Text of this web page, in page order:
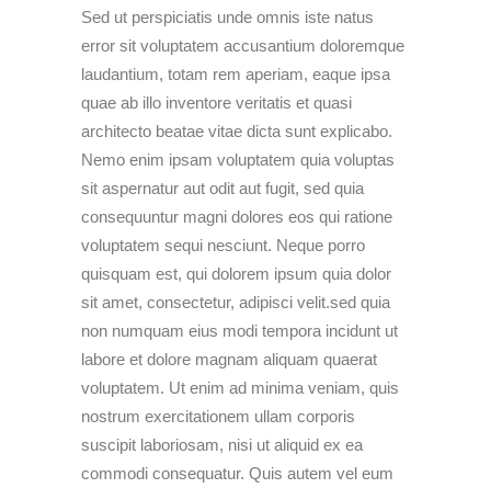
Sed ut perspiciatis unde omnis iste natus
error sit voluptatem accusantium doloremque
laudantium, totam rem aperiam, eaque ipsa
quae ab illo inventore veritatis et quasi
architecto beatae vitae dicta sunt explicabo.
Nemo enim ipsam voluptatem quia voluptas
sit aspernatur aut odit aut fugit, sed quia
consequuntur magni dolores eos qui ratione
voluptatem sequi nesciunt. Neque porro
quisquam est, qui dolorem ipsum quia dolor
sit amet, consectetur, adipisci velit.sed quia
non numquam eius modi tempora incidunt ut
labore et dolore magnam aliquam quaerat
voluptatem. Ut enim ad minima veniam, quis
nostrum exercitationem ullam corporis
suscipit laboriosam, nisi ut aliquid ex ea
commodi consequatur. Quis autem vel eum